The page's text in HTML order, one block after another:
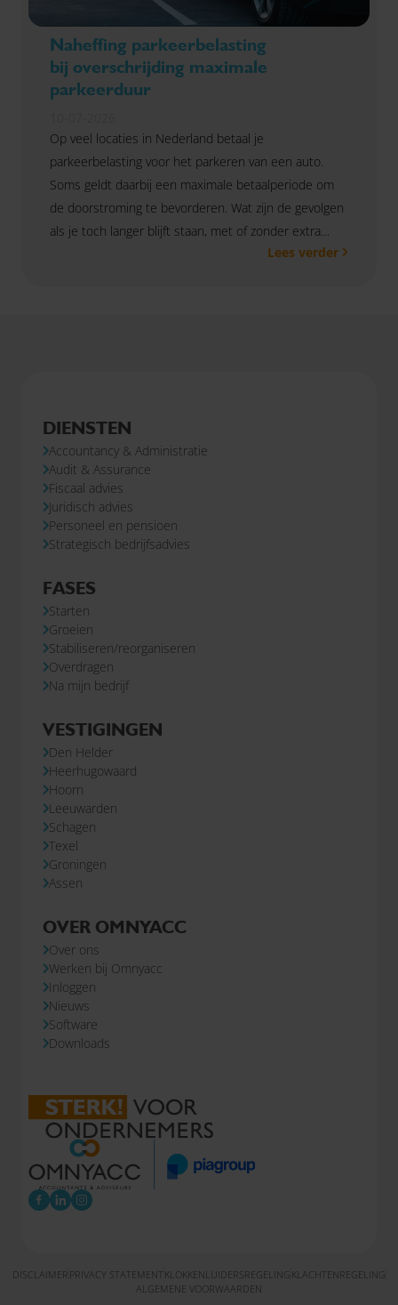
Naheffing parkeerbelasting
bij overschrijding maximale
parkeerduur
Op veel locaties in Nederland betaal je
parkeerbelasting voor het parkeren van een auto.
Soms geldt daarbij een maximale betaalperiode om
de doorstroming te bevorderen. Wat zijn de gevolgen
als je toch langer blijft staan, met of zonder extra
Lees verder
DIENSTEN
Accountancy & Administratie
Audit & Assurance
Fiscaal advies
Juridisch advies
Personeel en pensioen
Strategisch bedrijfsadvies
FASES
Starten
Groeien
Stabiliseren/reorganiseren
Overdragen
Na mijn bedrijf
VESTIGINGEN
Den Helder
Heerhugowaard
Hoorn
Leeuwarden
Schagen
Texel
Groningen
Assen
OVER OMNYACC
Over ons
Werken bij Omnyacc
Inloggen
Nieuws
Software
Downloads
DISCLAIMER PRIVACY STATEMENT KLOKKENLUIDERSREGELING KLACHTENREGELING
ALGEMENE VOORWAARDEN